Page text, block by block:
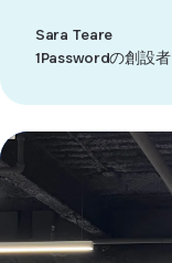
Sara Teare
1Passwordの創設者